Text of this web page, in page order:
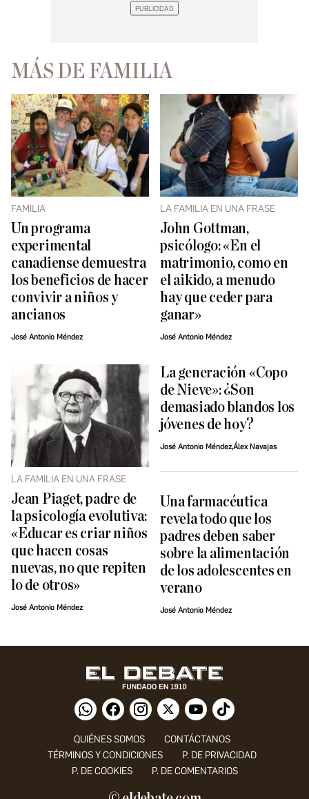
MÁS DE FAMILIA
FAMILIA
Un programa
experimental
canadiense demuestra
los beneficios de hacer
convivir a niños y
ancianos
José Antonio Méndez
LA FAMILIA EN UNA FRASE
John Gottman,
psicólogo: «En el
matrimonio, como en
el aikido, a menudo
hay que ceder para
ganar»
José Antonio Méndez
LA FAMILIA EN UNA FRASE
Jean Piaget, padre de
la psicología evolutiva:
«Educar es criar niños
que hacen cosas
nuevas, no que repiten
lo de otros»
José Antonio Méndez
La generación «Copo
de Nieve»: ¿Son
demasiado blandos los
jóvenes de hoy?
José Antonio Méndez,Álex Navajas
Una farmacéutica
revela todo que los
padres deben saber
sobre la alimentación
de los adolescentes en
verano
José Antonio Méndez
QUIÉNES SOMOS
CONTÁCTANOS
TÉRMINOS Y CONDICIONES
P. DE PRIVACIDAD
P. DE COOKIES
P. DE COMENTARIOS